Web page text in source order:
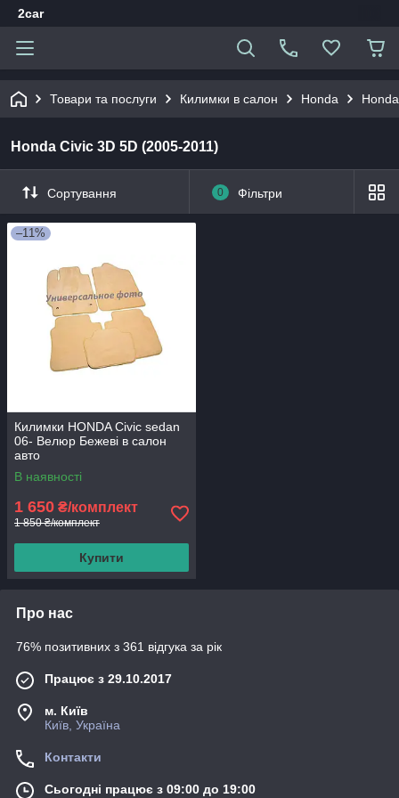
2car
Товари та послуги Килимки в салон Honda
Honda Civic 3D 5D (2005-2011)
Сортування 0 Фільтри
–11%
Килимки HONDA Civic sedan
06- Велюр Бежеві в салон
авто
В наявності
1 650 ₴/комплект
1 850 ₴/комплект
Купити
Про нас
76% позитивних з 361 відгука за рік
Працює з 29.10.2017
м. Київ
Київ, Україна
Контакти
Сьогодні працює з 09:00 до 19:00